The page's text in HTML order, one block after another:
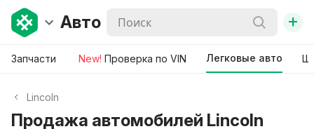
Авто +
Запчасти New! Проверка по VIN Легковые авто
Lincoln
Продажа автомобилей Lincoln